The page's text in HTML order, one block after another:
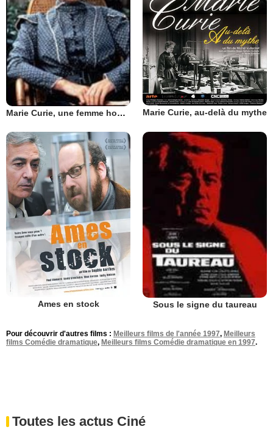
Marie Curie, une femme honorable Marie Curie, au-delà du mythe
Ames en stock Sous le signe du taureau
Pour découvrir d'autres films : Meilleurs films de l'année 1997, Meilleurs
films Comédie dramatique, Meilleurs films Comédie dramatique en 1997.
Toutes les actus Ciné